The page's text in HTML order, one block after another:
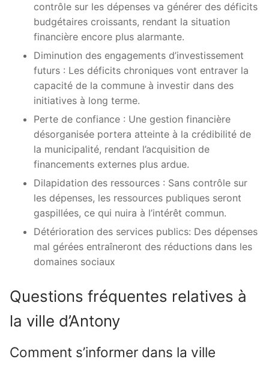
contrôle sur les dépenses va générer des déficits
budgétaires croissants, rendant la situation
financière encore plus alarmante.
Diminution des engagements d’investissement
futurs : Les déficits chroniques vont entraver la
capacité de la commune à investir dans des
initiatives à long terme.
Perte de confiance : Une gestion financière
désorganisée portera atteinte à la crédibilité de
la municipalité, rendant l’acquisition de
financements externes plus ardue.
Dilapidation des ressources : Sans contrôle sur
les dépenses, les ressources publiques seront
gaspillées, ce qui nuira à l’intérêt commun.
Détérioration des services publics: Des dépenses
mal gérées entraîneront des réductions dans les
domaines sociaux
Questions fréquentes relatives à
la ville d’Antony
Comment s’informer dans la ville